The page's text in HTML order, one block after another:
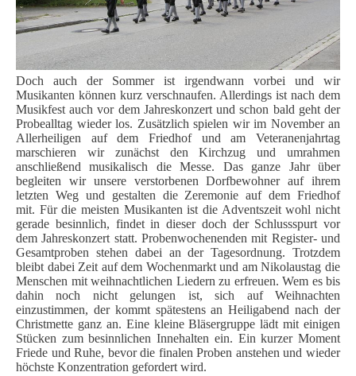
Doch auch der Sommer ist irgendwann vorbei und wir
Musikanten können kurz verschnaufen. Allerdings ist nach dem
Musikfest auch vor dem Jahreskonzert und schon bald geht der
Probealltag wieder los. Zusätzlich spielen wir im November an
Allerheiligen auf dem Friedhof und am Veteranenjahrtag
marschieren wir zunächst den Kirchzug und umrahmen
anschließend musikalisch die Messe. Das ganze Jahr über
begleiten wir unsere verstorbenen Dorfbewohner auf ihrem
letzten Weg und gestalten die Zeremonie auf dem Friedhof
mit. Für die meisten Musikanten ist die Adventszeit wohl nicht
gerade besinnlich, findet in dieser doch der Schlussspurt vor
dem Jahreskonzert statt. Probenwochenenden mit Register- und
Gesamtproben stehen dabei an der Tagesordnung. Trotzdem
bleibt dabei Zeit auf dem Wochenmarkt und am Nikolaustag die
Menschen mit weihnachtlichen Liedern zu erfreuen. Wem es bis
dahin noch nicht gelungen ist, sich auf Weihnachten
einzustimmen, der kommt spätestens an Heiligabend nach der
Christmette ganz an. Eine kleine Bläsergruppe lädt mit einigen
Stücken zum besinnlichen Innehalten ein. Ein kurzer Moment
Friede und Ruhe, bevor die finalen Proben anstehen und wieder
höchste Konzentration gefordert wird.